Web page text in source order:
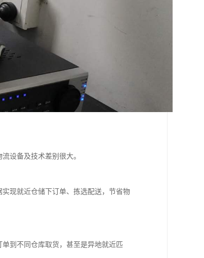
设备及技术差别很大。
现就近仓储下订单、拣选配送，节省物
到不同仓库取货，甚至是异地就近匹